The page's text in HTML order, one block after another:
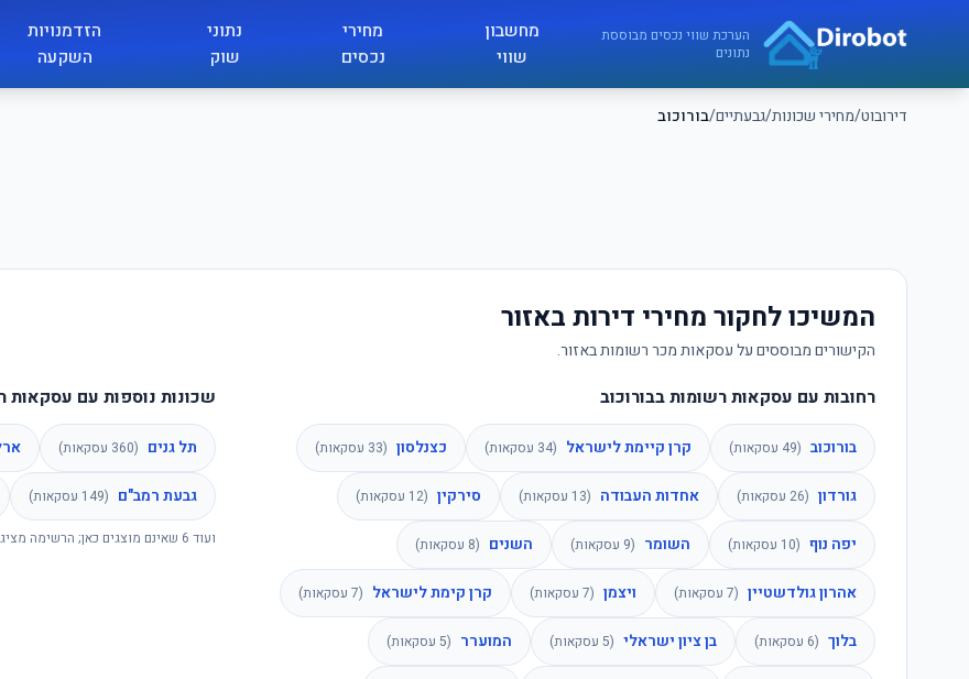
דירובוט/מחירי שכונות/גבעתיים/בורוכוב
דירובוט
הערכת שווי נכסים מבוססת
נתונים
מחשבון
שווי
מחירי
נכסים
נתוני
שוק
הזדמנויות
השקעה
המשיכו לחקור מחירי דירות באזור
הקישורים מבוססים על עסקאות מכר רשומות באזור.
רחובות עם עסקאות רשומות בבורוכוב
בורוכוב (
49 עסקאות) קרן קיימת לישראל (
34 עסקאות) כצנלסון (
33 עסקאות)
גורדון (
26 עסקאות) אחדות העבודה (
13 עסקאות) סירקין (
12 עסקאות)
יפה נוף (
10 עסקאות) השומר (
9 עסקאות) השנים (
8 עסקאות)
אהרון גולדשטיין (
7 עסקאות) ויצמן (
7 עסקאות) קרן קימת לישראל (
7 עסקאות)
בלוך (
6 עסקאות) בן ציון ישראלי (
5 עסקאות) המוערר (
5 עסקאות)
שכונות נוספות עם עסקאות
תל גנים (
360 עסקאות)
גבעת רמב"ם (
149 עסקאות)
ועוד 6 שאינם מוצגים כאן; הרשימה